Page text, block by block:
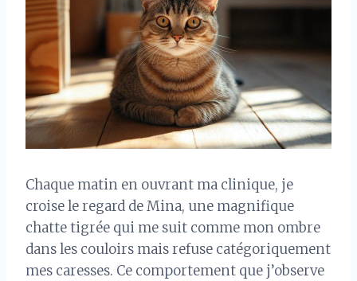
Chaque matin en ouvrant ma clinique, je
croise le regard de Mina, une magnifique
chatte tigrée qui me suit comme mon ombre
dans les couloirs mais refuse catégoriquement
mes caresses. Ce comportement que j’observe